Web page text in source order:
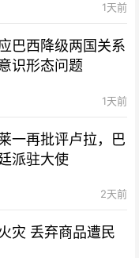
1天前
巴西降级两国关系
识形态问题
1天前
一再批评卢拉，巴
派驻大使
2天前
灾 丢弃商品遭民